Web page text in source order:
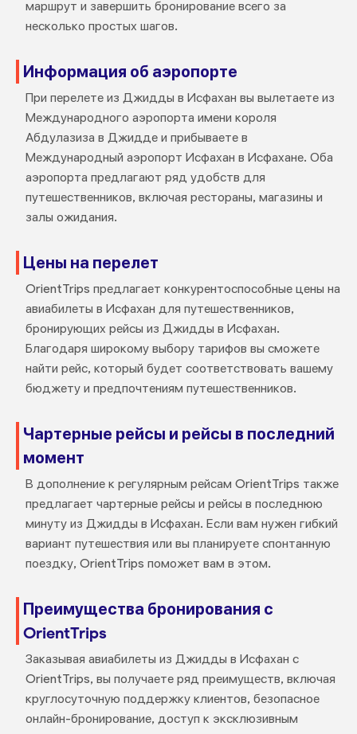
маршрут и завершить бронирование всего за
несколько простых шагов.
Информация об аэропорте
При перелете из Джидды в Исфахан вы вылетаете из
Международного аэропорта имени короля
Абдулазиза в Джидде и прибываете в
Международный аэропорт Исфахан в Исфахане. Оба
аэропорта предлагают ряд удобств для
путешественников, включая рестораны, магазины и
залы ожидания.
Цены на перелет
OrientTrips предлагает конкурентоспособные цены на
авиабилеты в Исфахан для путешественников,
бронирующих рейсы из Джидды в Исфахан.
Благодаря широкому выбору тарифов вы сможете
найти рейс, который будет соответствовать вашему
бюджету и предпочтениям путешественников.
Чартерные рейсы и рейсы в последний
момент
В дополнение к регулярным рейсам OrientTrips также
предлагает чартерные рейсы и рейсы в последнюю
минуту из Джидды в Исфахан. Если вам нужен гибкий
вариант путешествия или вы планируете спонтанную
поездку, OrientTrips поможет вам в этом.
Преимущества бронирования с
OrientTrips
Заказывая авиабилеты из Джидды в Исфахан с
OrientTrips, вы получаете ряд преимуществ, включая
круглосуточную поддержку клиентов, безопасное
онлайн-бронирование, доступ к эксклюзивным